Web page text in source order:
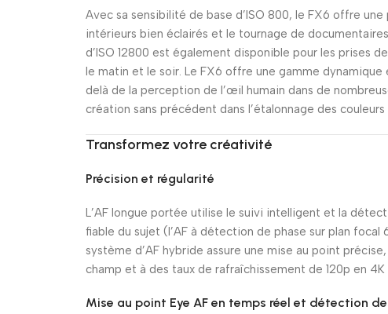
Avec sa sensibilité de base d’ISO 800, le FX6 offre
intérieurs bien éclairés et le tournage de
d’ISO 12800 est également disponible pour les prises
le matin et le soir. Le FX6 offre une gamme dynamique
delà de la perception de l’œil humain dans de
création sans précédent dans l’étalonnage des
Transformez votre créativité
Précision et régularité
L’AF longue portée utilise le suivi intelligent et la
fiable du sujet (l’AF à détection de phase sur plan focal
système d’AF hybride assure une mise au point
champ et à des taux de rafraîchissement de 120p en 4K
Mise au point Eye AF en temps réel et détection